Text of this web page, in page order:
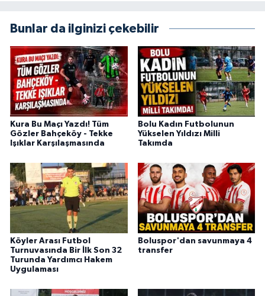
Bunlar da ilginizi çekebilir
Kura Bu Maçı Yazdı! Tüm
Gözler Bahçeköy - Tekke
Işıklar Karşılaşmasında
Bolu Kadın Futbolunun
Yükselen Yıldızı Milli
Takımda
Köyler Arası Futbol
Turnuvasında Bir İlk Son 32
Turunda Yardımcı Hakem
Uygulaması
Boluspor'dan savunmaya 4
transfer